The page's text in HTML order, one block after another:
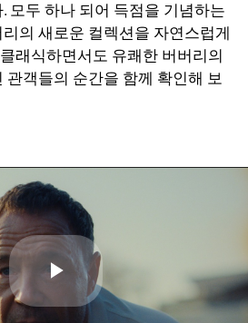
모두 하나 되어 득점을 기념하는
의 새로운 컬렉션을 자연스럽게
래식하면서도 유쾌한 버버리의
관객들의 순간을 함께 확인해 보
Play